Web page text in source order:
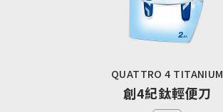
QUATTRO 4 TITANIUM
創4紀鈦輕便刀